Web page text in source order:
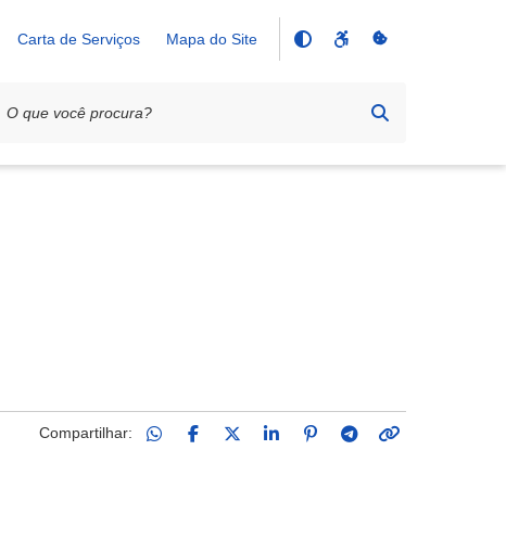
Carta de Serviços Mapa do Site
Compartilhar: